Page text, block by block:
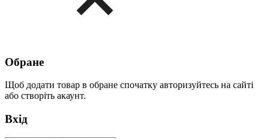
Обране
Щоб додати товар в обране спочатку авторизуйтесь на сайті
або створіть акаунт.
Вхід